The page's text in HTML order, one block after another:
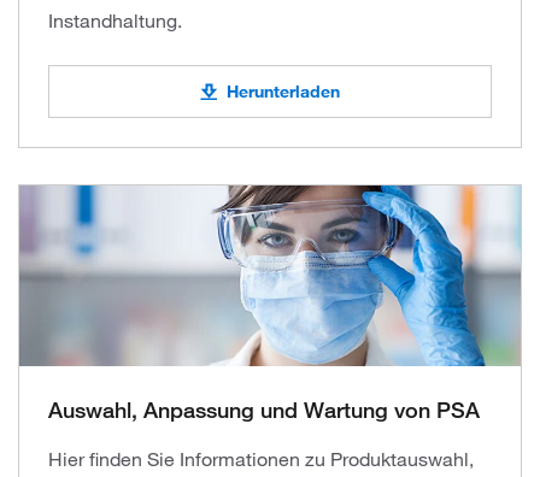
Instandhaltung.
Herunterladen
Auswahl, Anpassung und Wartung von PSA
Hier finden Sie Informationen zu Produktauswahl,